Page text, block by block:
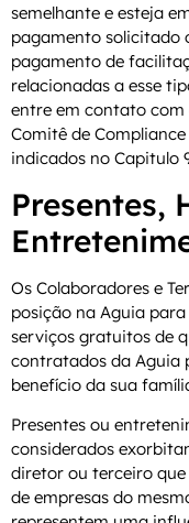
semelhante e esteja
pagamento solicitado
pagamento de
relacionadas a esse
entre em contato
Comitê de
indicados no Capitulo
Presentes,
Os Colaboradores e
posição na Aguia
serviços gratuitos de
contratados da Aguia
benefício da sua
Presentes ou
considerados
diretor ou terceiro que
de empresas do